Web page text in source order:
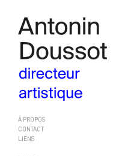
À PROPOS
CONTACT
LIENS